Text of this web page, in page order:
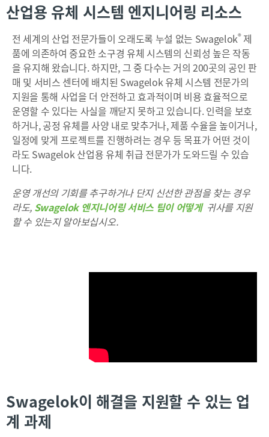
산업용 유체 시스템 엔지니어링 리소스
전 세계의 산업 전문가들이 오래도록 누설 없는 Swagelok®제
품에 의존하여 중요한 소구경 유체 시스템의 신뢰성 높은 작동
을 유지해 왔습니다. 하지만, 그 중 다수는 거의 200곳의 공인 판
매 및 서비스 센터에 배치된 Swagelok 유체 시스템 전문가의
지원을 통해 사업을 더 안전하고 효과적이며 비용 효율적으로
운영할 수 있다는 사실을 깨닫지 못하고 있습니다. 인력을 보호
하거나, 공정 유체를 사양 내로 맞추거나, 제품 수율을 높이거나,
일정에 맞게 프로젝트를 진행하려는 경우 등 목표가 어떤 것이
라도 Swagelok 산업용 유체 취급 전문가가 도와드릴 수 있습
니다.
운영 개선의 기회를 추구하거나 단지 신선한 관점을 찾는 경우
라도, Swagelok 엔지니어링 서비스 팀이 어떻게귀사를 지원
할 수 있는지 알아보십시오.
Swagelok이 해결을 지원할 수 있는 업
계 과제